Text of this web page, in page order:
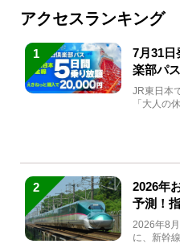
アクセスランキング
1
7月31日
楽部パ
JR東日本
「大人の
2
2026年
予測！
急券も
2026年8
に、新幹